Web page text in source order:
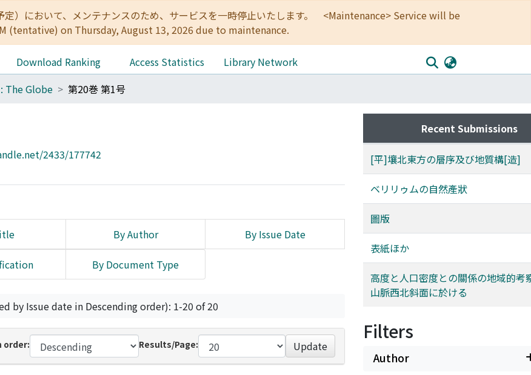
定）において、メンテナンスのため、サービスを一時停止いたします。 <Maintenance> Service will be
(tentative) on Thursday, August 13, 2026 due to maintenance.
Download Ranking Access Statistics
Library Network
The Globe 第20巻 第1号
2433/177742
By Author By Issue Date
By Document Type
by Issue date in Descending order): 1-20 of 20
order: Results/Page: Update
Recent Submissions
[平]壤北東方の層序及び地質構[造]
ベリリゥムの自然產狀
圖版
表紙ほか
高度と人口密度との關係の地域的考
山脈西北斜面に於ける
Filters
Author